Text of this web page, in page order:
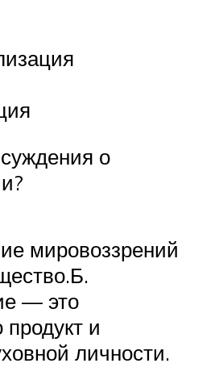
о
мировоззрений
— это
и
личности.